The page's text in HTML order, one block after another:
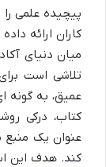
پیچیده علمی را
کاران ارائه
میان دنیای
تلاشی است
عمیق، به گونه
کتاب، درکی
عنوان یک منبع
کند. هدف این